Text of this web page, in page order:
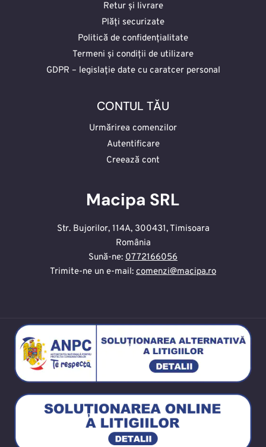
Retur și livrare
Plăți securizate
Politică de confidențialitate
Termeni și condiții de utilizare
GDPR – legislație date cu caratcer personal
CONTUL TĂU
Urmărirea comenzilor
Autentificare
Creează cont
Macipa SRL
Str. Bujorilor, 114A, 300431, Timisoara
România
Sună-ne: 0772166056
Trimite-ne un e-mail: comenzi@macipa.ro